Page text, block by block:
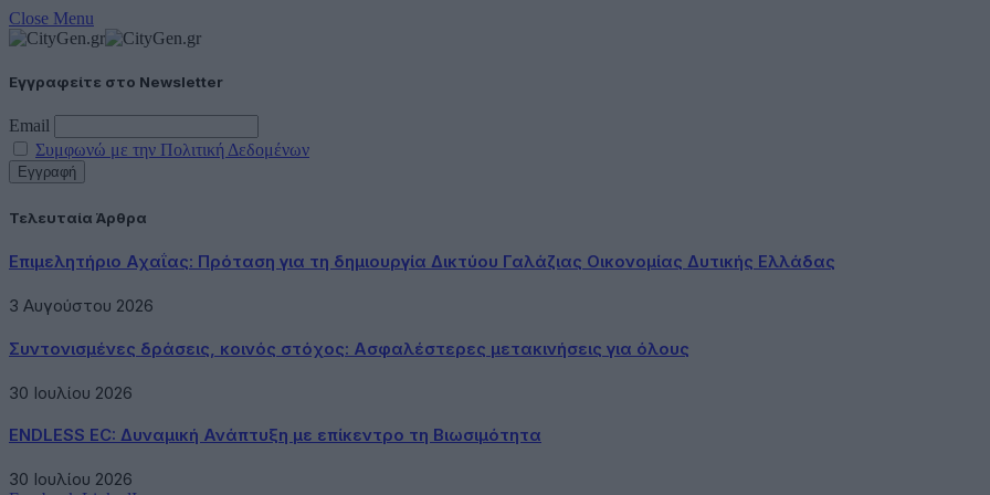
Close Menu
Εγγραφείτε στο Newsletter
Email
Συμφωνώ με την Πολιτική Δεδομένων
Τελευταία Άρθρα
Επιμελητήριο Αχαΐας: Πρόταση για τη δημιουργία Δικτύου Γαλάζιας Οικονομίας Δυτικής Ελλάδας
3 Αυγούστου 2026
Συντονισμένες δράσεις, κοινός στόχος: Ασφαλέστερες μετακινήσεις για όλους
30 Ιουλίου 2026
ENDLESS EC: Δυναμική Ανάπτυξη με επίκεντρο τη Βιωσιμότητα
30 Ιουλίου 2026